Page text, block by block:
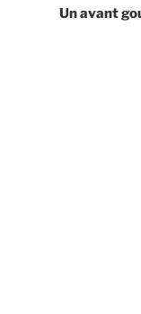
Un avant